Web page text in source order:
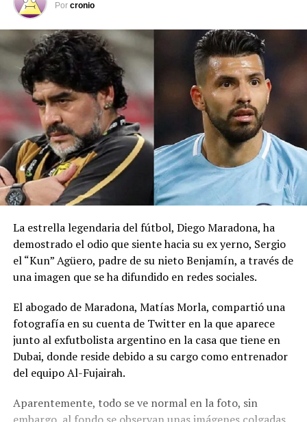
Por cronio
La estrella legendaria del fútbol, Diego Maradona, ha
demostrado el odio que siente hacia su ex yerno, Sergio
el “Kun” Agüero, padre de su nieto Benjamín, a través de
una imagen que se ha difundido en redes sociales.
El abogado de Maradona, Matías Morla, compartió una
fotografía en su cuenta de Twitter en la que aparece
junto al exfutbolista argentino en la casa que tiene en
Dubai, donde reside debido a su cargo como entrenador
del equipo Al-Fujairah.
Aparentemente, todo se ve normal en la foto, sin